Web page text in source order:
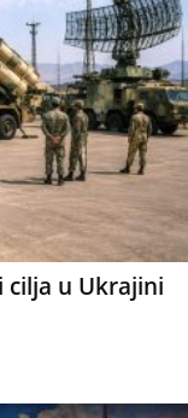
cilja u Ukrajini